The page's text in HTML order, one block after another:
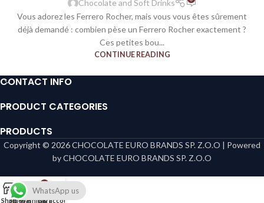
Chocolate and Soft Drinks
Vous adorez les Ferrero Rocher, mais vous vous êtes sûrement
déjà demandé : combien pèse un Ferrero Rocher exactement ?
Ces petites bou...
CONTINUE READING
CONTACT INFO
PRODUCT CATEGORIES
PRODUCTS
Copyright © 2026 CHOCOLATE EURO BRANDS SP. Z.O.O | Powered
by CHOCOLATE EURO BRANDS SP. Z.O.O
ShopSidebarWishlistCart
My account
WhatsApp us